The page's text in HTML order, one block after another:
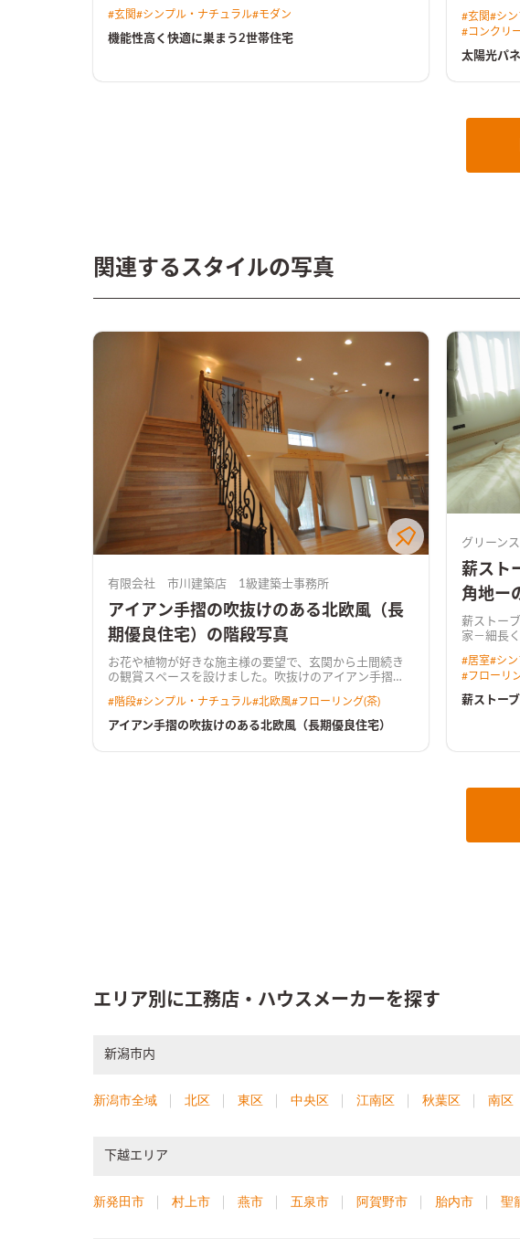
２FにLDKを配置し吹抜けを設けることで開放感ある空間
に仕上げています。 インテリアのお好みの違いに合わせ
#玄関#シンプル・ナチュラル#モダン
機能性高く快適に巣まう2世帯住宅
ウンター
#玄関#シン
#コンクリ
太陽光パ
関連するスタイルの写真
有限会社 市川建築店 1級建築士事務所
アイアン手摺の吹抜けのある北欧風（長
期優良住宅）の階段写真
お花や植物が好きな施主様の要望で、玄関から土間続き
の観賞スペースを設けました。吹抜けのアイアン手摺や
イスにも対応したバリアフリー住宅です。
#階段#シンプル・ナチュラル#北欧風#フローリング(茶)
アイアン手摺の吹抜けのある北欧風（長期優良住宅）
グリーン
薪スト
角地ー
薪ストー
家－細長
光る。 リ
ストーブ
へ。ここ
#居室#シン
#フローリ
薪ストー
エリア別に工務店・ハウスメーカーを探す
新潟市内
新潟市全域 北区 東区 中央区 江南区 秋葉区 南区
下越エリア
新発田市 村上市 燕市 五泉市 阿賀野市 胎内市 聖